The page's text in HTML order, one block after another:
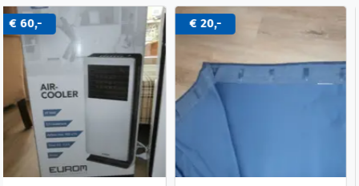
€ 20,- Bieden